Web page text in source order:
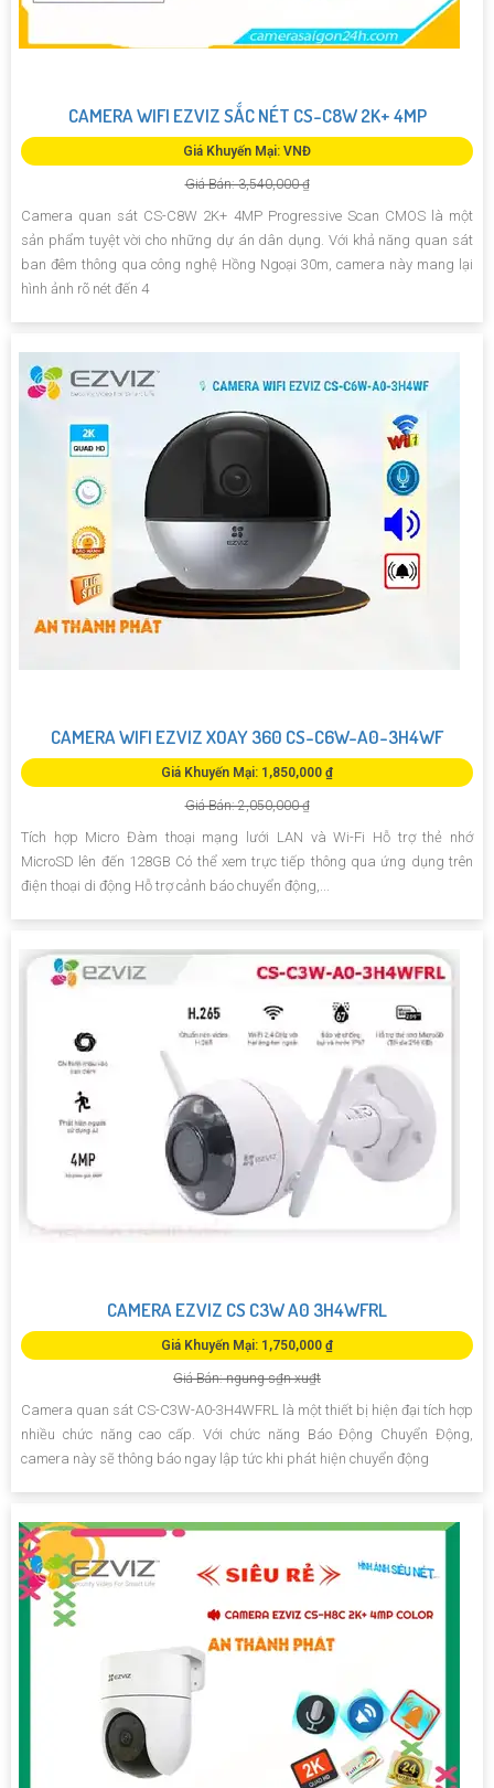
CAMERA WIFI EZVIZ SẮC NÉT CS-C8W 2K+ 4MP
Giá Khuyến Mại: VNĐ
Giá Bán: 3,540,000 ₫
Camera quan sát CS-C8W 2K+ 4MP Progressive Scan CMOS là một
sản phẩm tuyệt vời cho những dự án dân dụng. Với khả năng quan sát
ban đêm thông qua công nghệ Hồng Ngoại 30m, camera này mang lại
hình ảnh rõ nét đến 4
CAMERA WIFI EZVIZ XOAY 360 CS-C6W-A0-3H4WF
Giá Khuyến Mại: 1,850,000 ₫
Giá Bán: 2,050,000 ₫
Tích hợp Micro Đàm thoại mạng lưới LAN và Wi-Fi Hỗ trợ thẻ nhớ
MicroSD lên đến 128GB Có thể xem trực tiếp thông qua ứng dụng trên
điện thoại di động Hỗ trợ cảnh báo chuyển động,...
CAMERA EZVIZ CS C3W A0 3H4WFRL
Giá Khuyến Mại: 1,750,000 ₫
Giá Bán: ngung s₫n xu₫t
Camera quan sát CS-C3W-A0-3H4WFRL là một thiết bị hiện đại tích hợp
nhiều chức năng cao cấp. Với chức năng Báo Động Chuyển Động,
camera này sẽ thông báo ngay lập tức khi phát hiện chuyển động